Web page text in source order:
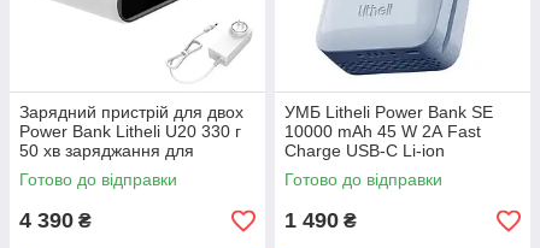
Зарядний пристрій для двох
Power Bank Litheli U20 330 г
50 хв заряджання для
електроніки розміри 20.3 х
11.9 х 5.25 см
Готово до відправки
4 390 ₴
УМБ Litheli Power Bank SE
10000 mAh 45 W 2А Fast
Charge USB-C Li-ion
(U20BY10-0U000) Чорний 12
міс гарантії
Готово до відправки
1 490 ₴